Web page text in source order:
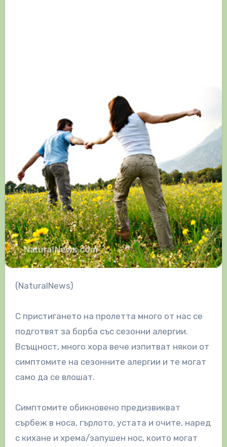
(NaturalNews)
С пристигането на пролетта много от нас се
подготвят за борба със сезонни алергии.
Всъщност, много хора вече изпитват някои от
симптомите на сезонните алергии и те могат
само да се влошат.
Симптомите обикновено предизвикват
сърбеж в носа, гърлото, устата и очите, наред
с кихане и хрема/запушен нос, които могат